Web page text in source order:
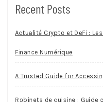
Recent Posts
Actualité Crypto et DeFi :
Finance Numérique
A Trusted Guide for
Robinets de cuisine :